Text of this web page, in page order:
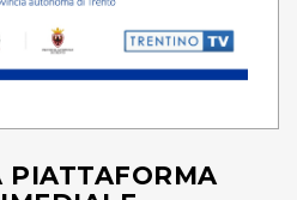
PIATTAFORMA